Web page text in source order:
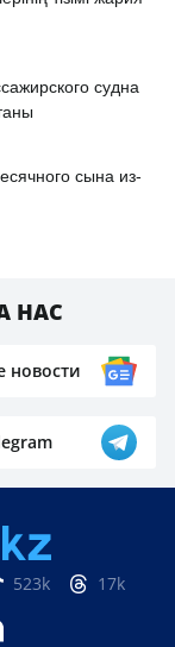
судна
сына из-
НАС
новости
523k 17k